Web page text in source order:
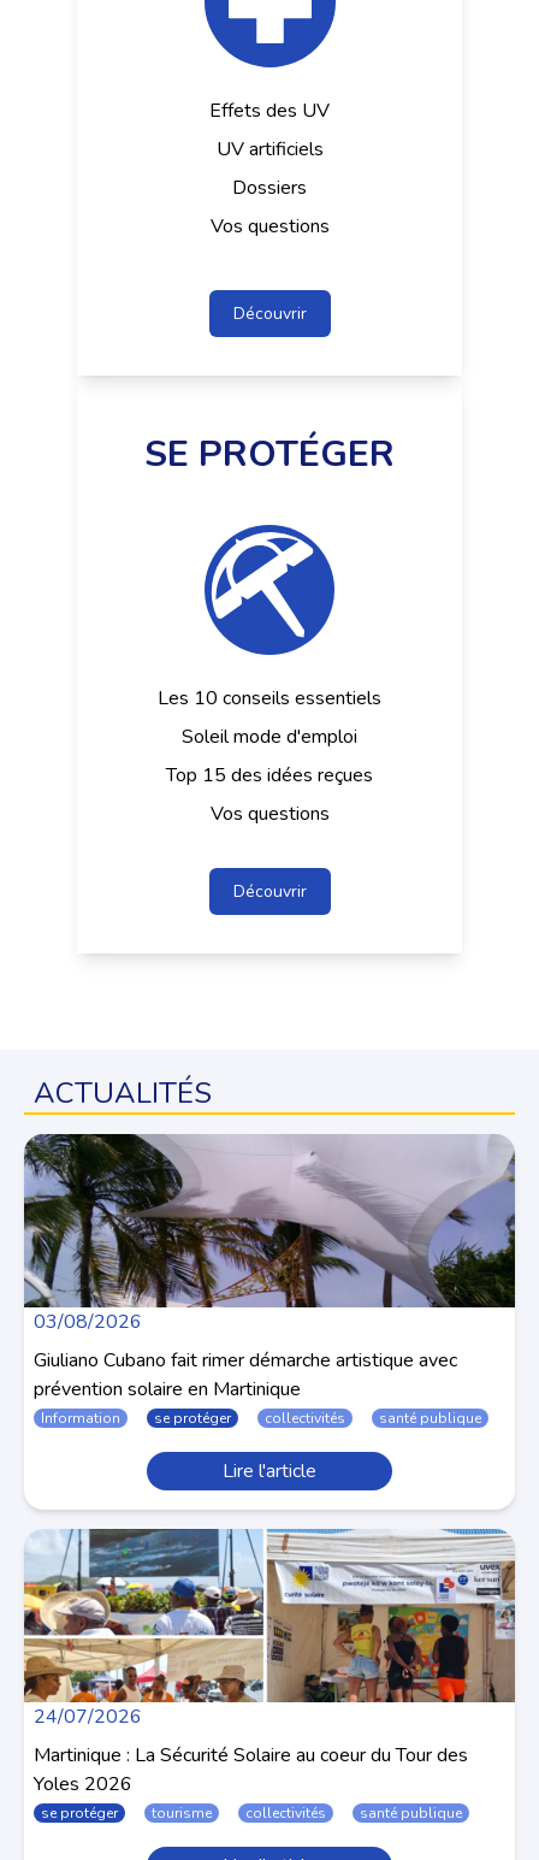
Effets des UV
UV artificiels
Dossiers
Vos questions
Découvrir
SE PROTÉGER
Les 10 conseils essentiels
Soleil mode d'emploi
Top 15 des idées reçues
Vos questions
Découvrir
ACTUALITÉS
03/08/2026
Giuliano Cubano fait rimer démarche artistique avec
prévention solaire en Martinique
Information se protéger collectivités santé publique
Lire l'article
24/07/2026
Martinique : La Sécurité Solaire au coeur du Tour des
Yoles 2026
se protéger tourisme collectivités santé publique